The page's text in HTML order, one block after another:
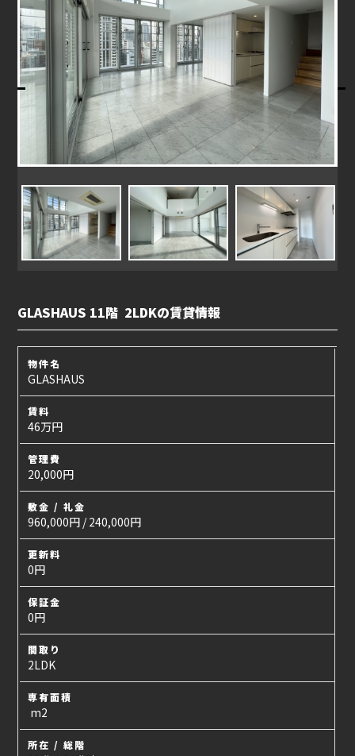
GLASHAUS 11階 2LDKの賃貸情報
物件名
GLASHAUS
賃料
46万円
管理費
20,000円
敷金 / 礼金
960,000円 / 240,000円
更新料
0円
保証金
0円
間取り
2LDK
専有面積
m2
所在 / 総階